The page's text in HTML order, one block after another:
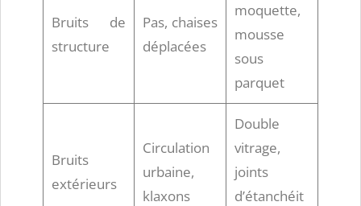
Bruits de
structure
Pas, chaises
déplacées
moquette,
mousse
sous
parquet
Bruits
extérieurs
Circulation
urbaine,
klaxons
Double
vitrage,
joints
d’étanchéit